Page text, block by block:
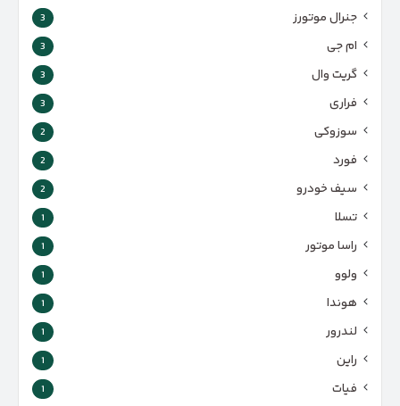
جنرال موتورز 3
ام جی 3
گریت وال 3
فراری 3
سوزوکی 2
فورد 2
سیف خودرو 2
تسلا 1
راسا موتور 1
ولوو 1
هوندا 1
لندرور 1
راین 1
فیات 1